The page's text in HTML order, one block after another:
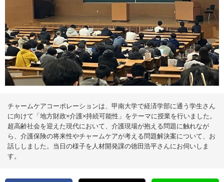
を
伝
え
る
情
報
メ
デ
ィ
ア
チャームケアコーポレーションは、甲南大学で経済学部に通う学生さん
に向けて「地方財政×介護×持続可能性」をテーマに授業を行いました。
超高齢社会を迎えた現代において、介護現場が抱える問題に触れなが
ら、介護保険の将来性やチャームケアが考える問題解決案について、お
話ししました。当日の様子を人材開発課の徳田浩平さんにお伺いしま
す。